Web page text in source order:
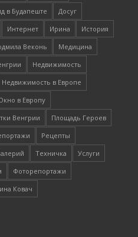
в Будапеште
Досуг
Интернет Ирина
История
Веконь
Медицина
Недвижимость
Недвижимость в Европе
в Европу
Венгрии
Площадь Героев
Рецепты
Техничка
Услуги
Фоторепортажи
Ковач